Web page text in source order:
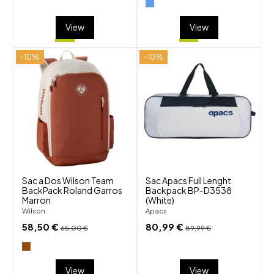
View View
-10%
Sac a Dos Wilson Team
BackPack Roland Garros
Marron
Wilson
58,50 €65,00 €
View
-10%
favorite_border
visibility
Sac Apacs Full Lenght
Backpack BP-D3538
(White)
Apacs
80,99 € 89,99 €
View